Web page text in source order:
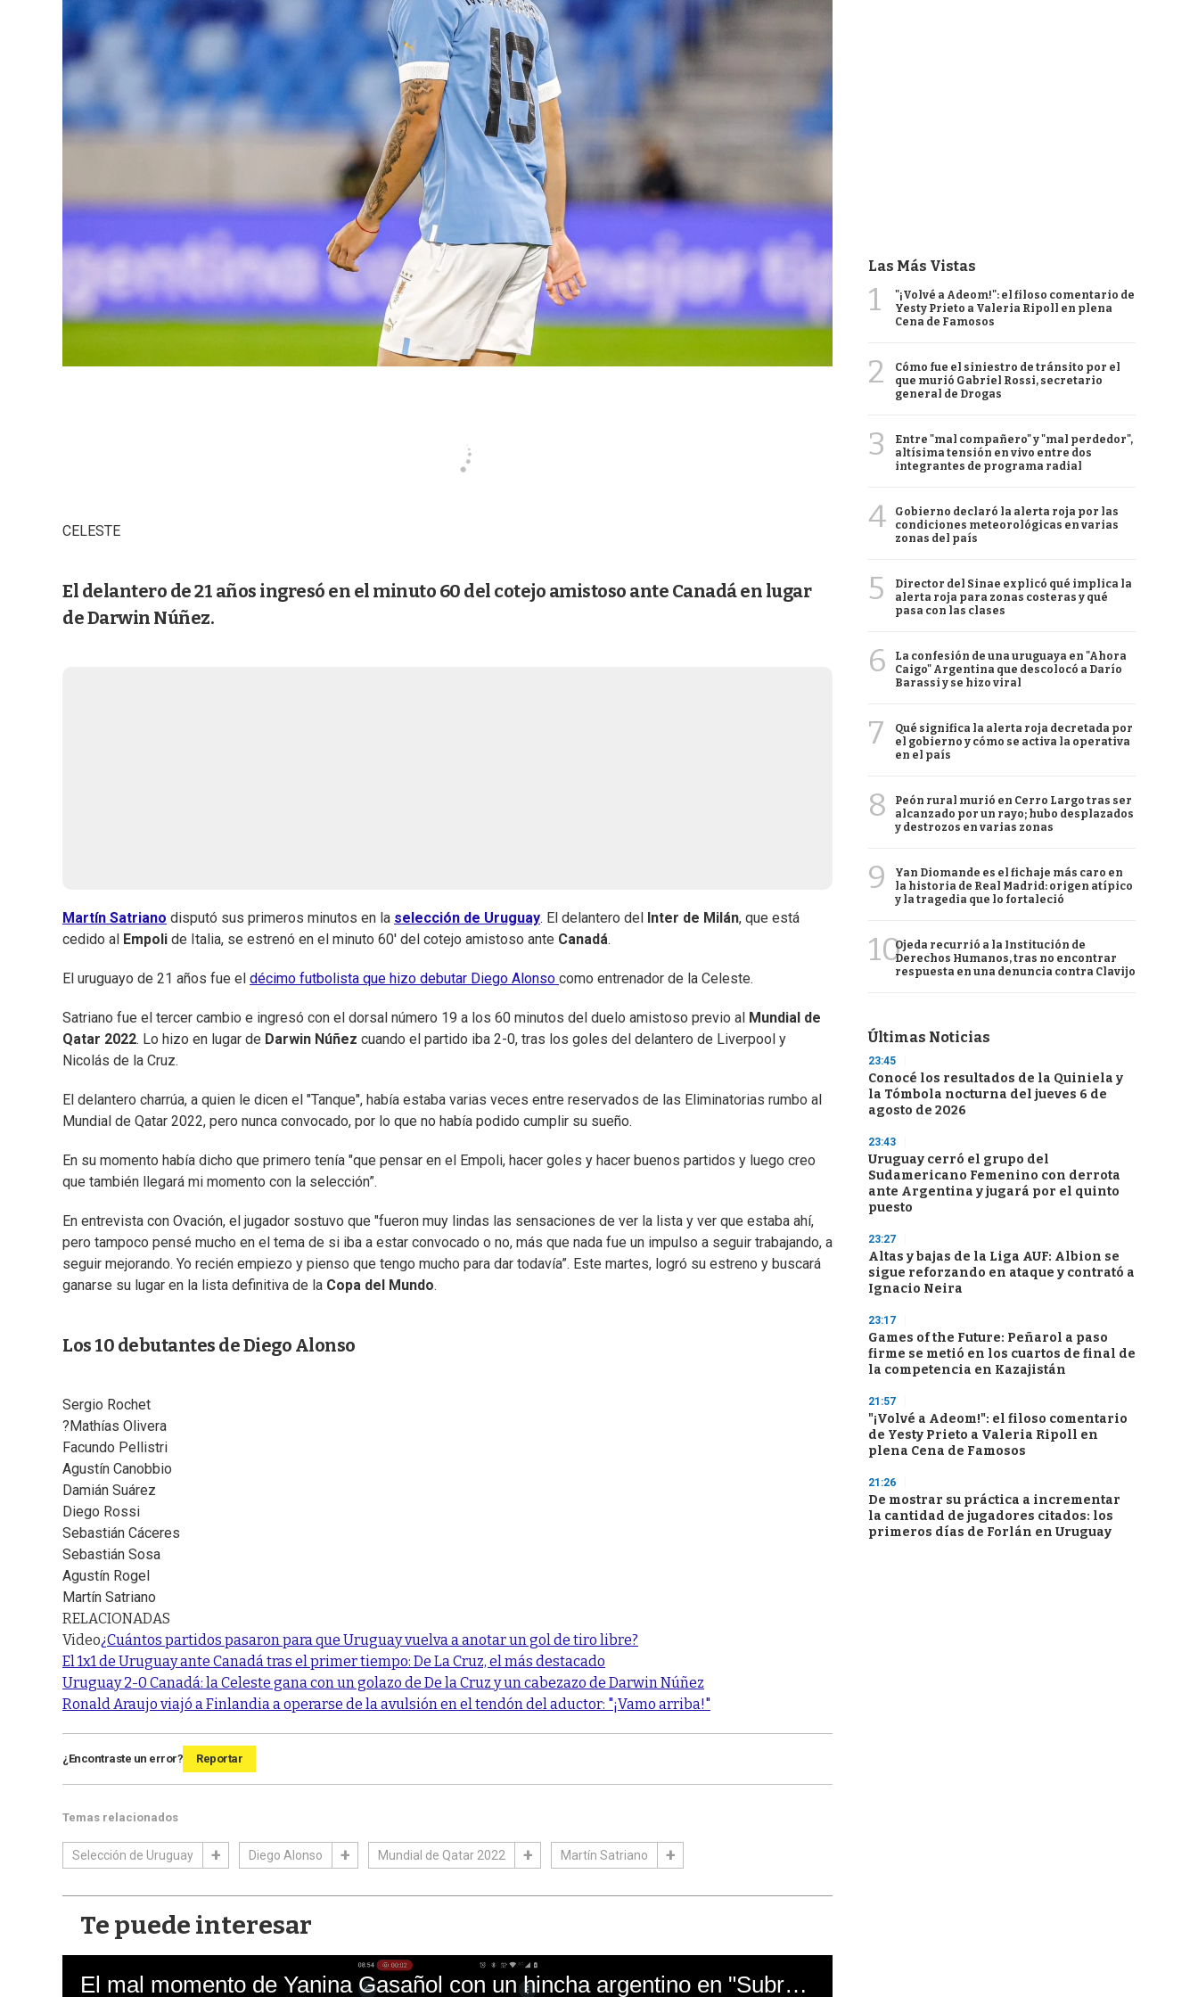
CELESTE
El delantero de 21 años ingresó en el minuto 60 del cotejo amistoso ante Canadá en lugar
de Darwin Núñez.
Martín Satriano disputó sus primeros minutos en la selección de Uruguay. El delantero del Inter de Milán, que está
cedido al Empoli de Italia, se estrenó en el minuto 60' del cotejo amistoso ante Canadá.
El uruguayo de 21 años fue el décimo futbolista que hizo debutar Diego Alonso como entrenador de la Celeste.
Satriano fue el tercer cambio e ingresó con el dorsal número 19 a los 60 minutos del duelo amistoso previo al Mundial de
Qatar 2022. Lo hizo en lugar de Darwin Núñez cuando el partido iba 2-0, tras los goles del delantero de Liverpool y
Nicolás de la Cruz.
El delantero charrúa, a quien le dicen el "Tanque", había estaba varias veces entre reservados de las Eliminatorias rumbo al
Mundial de Qatar 2022, pero nunca convocado, por lo que no había podido cumplir su sueño.
En su momento había dicho que primero tenía "que pensar en el Empoli, hacer goles y hacer buenos partidos y luego creo
que también llegará mi momento con la selección”.
En entrevista con Ovación, el jugador sostuvo que "fueron muy lindas las sensaciones de ver la lista y ver que estaba ahí,
pero tampoco pensé mucho en el tema de si iba a estar convocado o no, más que nada fue un impulso a seguir trabajando, a
seguir mejorando. Yo recién empiezo y pienso que tengo mucho para dar todavía”. Este martes, logró su estreno y buscará
ganarse su lugar en la lista definitiva de la Copa del Mundo.
Los 10 debutantes de Diego Alonso
Sergio Rochet
?Mathías Olivera
Facundo Pellistri
Agustín Canobbio
Damián Suárez
Diego Rossi
Sebastián Cáceres
Sebastián Sosa
Agustín Rogel
Martín Satriano
RELACIONADAS
Video¿Cuántos partidos pasaron para que Uruguay vuelva a anotar un gol de tiro libre?
El 1x1 de Uruguay ante Canadá tras el primer tiempo: De La Cruz, el más destacado
Uruguay 2-0 Canadá: la Celeste gana con un golazo de De la Cruz y un cabezazo de Darwin Núñez
Ronald Araujo viajó a Finlandia a operarse de la avulsión en el tendón del aductor: "¡Vamo arriba!"
¿Encontraste un error? Reportar
Temas relacionados
Selección de Uruguay Diego Alonso Mundial de Qatar 2022 Martín Satriano
Te puede interesar
El mal momento de Yanina Gasañol con un hincha argentino en "Subrayado"
Las Más Vistas
1
"¡Volvé a Adeom!": el filoso comentario de
Yesty Prieto a Valeria Ripoll en plena
Cena de Famosos
2
Cómo fue el siniestro de tránsito por el
que murió Gabriel Rossi, secretario
general de Drogas
3
Entre "mal compañero" y "mal perdedor",
altísima tensión en vivo entre dos
integrantes de programa radial
4
Gobierno declaró la alerta roja por las
condiciones meteorológicas en varias
zonas del país
5
Director del Sinae explicó qué implica la
alerta roja para zonas costeras y qué
pasa con las clases
6
La confesión de una uruguaya en "Ahora
Caigo" Argentina que descolocó a Darío
Barassi y se hizo viral
7
Qué significa la alerta roja decretada por
el gobierno y cómo se activa la operativa
en el país
8
Peón rural murió en Cerro Largo tras ser
alcanzado por un rayo; hubo desplazados
y destrozos en varias zonas
9
Yan Diomande es el fichaje más caro en
la historia de Real Madrid: origen atípico
y la tragedia que lo fortaleció
10Ojeda recurrió a la Institución de
Derechos Humanos, tras no encontrar
respuesta en una denuncia contra Clavijo
Últimas Noticias
23:45
Conocé los resultados de la Quiniela y
la Tómbola nocturna del jueves 6 de
agosto de 2026
23:43
Uruguay cerró el grupo del
Sudamericano Femenino con derrota
ante Argentina y jugará por el quinto
puesto
23:27
Altas y bajas de la Liga AUF: Albion se
sigue reforzando en ataque y contrató a
Ignacio Neira
23:17
Games of the Future: Peñarol a paso
firme se metió en los cuartos de final de
la competencia en Kazajistán
21:57
"¡Volvé a Adeom!": el filoso comentario
de Yesty Prieto a Valeria Ripoll en
plena Cena de Famosos
21:26
De mostrar su práctica a incrementar
la cantidad de jugadores citados: los
primeros días de Forlán en Uruguay